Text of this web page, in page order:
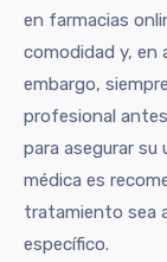
en farmacias
comodidad y, en
embargo,
profesional
para asegurar
médica es
tratamiento sea
específico.